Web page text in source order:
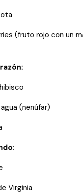
(fruto rojo con un
(nenúfar)
Virginia